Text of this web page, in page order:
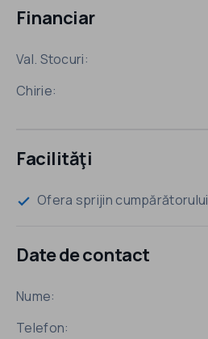
Financiar
Val. Stocuri:
Chirie:
Facilităţi
check Ofera sprijin cumpărătorului
Date de contact
Nume:
Telefon: